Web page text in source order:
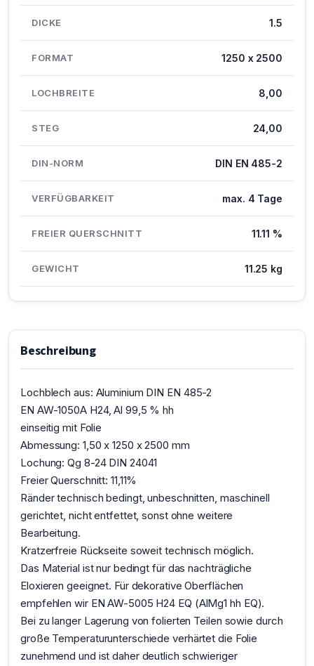
DICKE 1.5
FORMAT 1250 x 2500
LOCHBREITE 8,00
STEG 24,00
DIN-NORM DIN EN 485-2
VERFÜGBARKEIT max. 4 Tage
FREIER QUERSCHNITT 11.11 %
GEWICHT 11.25 kg
Beschreibung
Lochblech aus: Aluminium DIN EN 485-2
EN AW-1050A H24, Al 99,5 % hh
einseitig mit Folie
Abmessung: 1,50 x 1250 x 2500 mm
Lochung: Qg 8-24 DIN 24041
Freier Querschnitt: 11,11%
Ränder technisch bedingt, unbeschnitten, maschinell
gerichtet, nicht entfettet, sonst ohne weitere
Bearbeitung.
Kratzerfreie Rückseite soweit technisch möglich.
Das Material ist nur bedingt für das nachträgliche
Eloxieren geeignet. Für dekorative Oberflächen
empfehlen wir EN AW-5005 H24 EQ (AlMg1 hh EQ).
Bei zu langer Lagerung von folierten Teilen sowie durch
große Temperaturunterschiede verhärtet die Folie
zunehmend und ist daher deutlich schwieriger